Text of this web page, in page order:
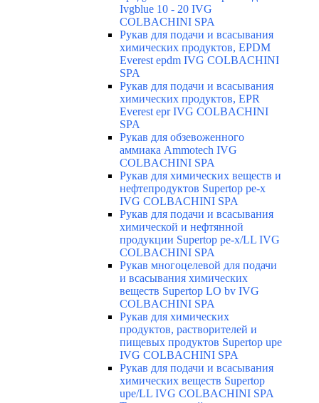
Ivgblue 10 - 20 IVG
COLBACHINI SPA
Рукав для подачи и всасывания
химических продуктов, EPDM
Everest epdm IVG COLBACHINI
SPA
Рукав для подачи и всасывания
химических продуктов, EPR
Everest epr IVG COLBACHINI
SPA
Рукав для обзевоженного
аммиака Ammotech IVG
COLBACHINI SPA
Рукав для химических веществ и
нефтепродуктов Supertop pe-x
IVG COLBACHINI SPA
Рукав для подачи и всасывания
химической и нефтянной
продукции Supertop pe-x/LL IVG
COLBACHINI SPA
Рукав многоцелевой для подачи
и всасывания химических
веществ Supertop LO bv IVG
COLBACHINI SPA
Рукав для химических
продуктов, растворителей и
пищевых продуктов Supertop upe
IVG COLBACHINI SPA
Рукав для подачи и всасывания
химических веществ Supertop
upe/LL IVG COLBACHINI SPA